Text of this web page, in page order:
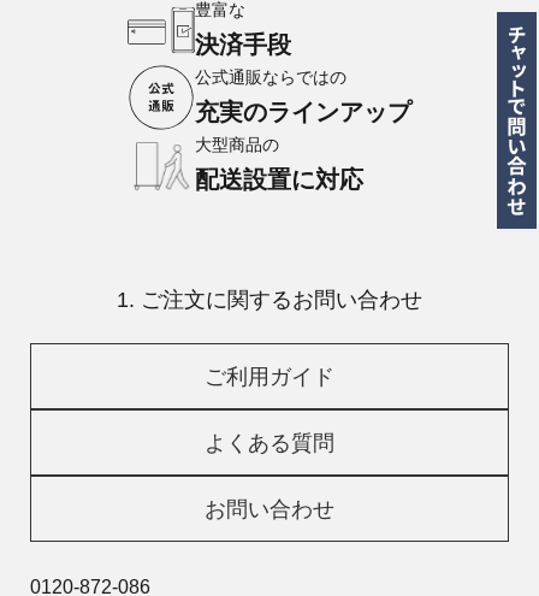
豊富な
決済手段
公式通販ならではの
充実のラインアップ
大型商品の
配送設置に対応
1. ご注文に関するお問い合わせ
ご利用ガイド
よくある質問
お問い合わせ
0120-872-086